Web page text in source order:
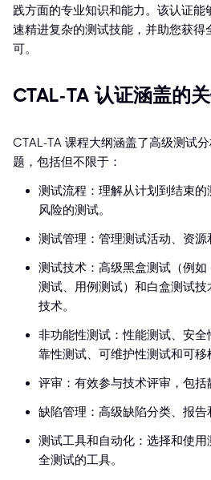
践方面的专业知识和能力。该认证能
速精进复杂的测试技能，并助您获得
可。
CTAL-TA 认证涵盖的
CTAL-TA 课程大纲涵盖了高级测试
题，包括但不限于：
测试流程：理解从计划到结束
风险的测试。
测试管理：管理测试活动、资源
测试技术：高级黑盒测试（例
测试、用例测试）和白盒测试
技术。
非功能性测试：性能测试、安
靠性测试、可维护性测试和可移
评审：有效参与技术评审，包括
缺陷管理：高级缺陷分类、报告
测试工具和自动化：选择和使
全测试的工具。